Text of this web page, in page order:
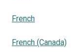
French
French (Canada)